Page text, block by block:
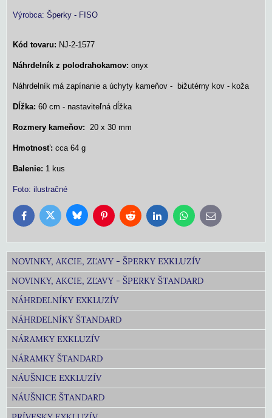
Výrobca: Šperky - FISO
Kód tovaru: NJ-2-1577
Náhrdelník z polodrahokamov: onyx
Náhrdelník má zapínanie a úchyty kameňov - bižutérny kov - koža
Dĺžka: 60 cm - nastaviteľná dĺžka
Rozmery kameňov: 20 x 30 mm
Hmotnosť: cca 64 g
Balenie: 1 kus
Foto: ilustračné
FacebookTwitter BlueskyPinterestReddit LinkedInWhatsApp
E-
mail
NOVINKY, AKCIE, ZĽAVY - ŠPERKY EXKLUZÍV
NOVINKY, AKCIE, ZĽAVY - ŠPERKY ŠTANDARD
NÁHRDELNÍKY EXKLUZÍV
NÁHRDELNÍKY ŠTANDARD
NÁRAMKY EXKLUZÍV
NÁRAMKY ŠTANDARD
NÁUŠNICE EXKLUZÍV
NÁUŠNICE ŠTANDARD